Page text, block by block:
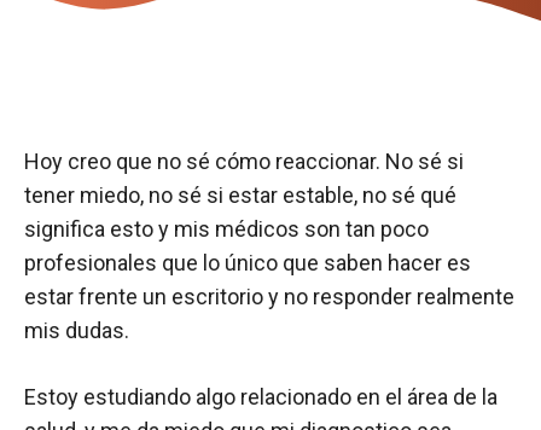
Hoy creo que no sé cómo reaccionar. No sé si
tener miedo, no sé si estar estable, no sé qué
significa esto y mis médicos son tan poco
profesionales que lo único que saben hacer es
estar frente un escritorio y no responder realmente
mis dudas.
Estoy estudiando algo relacionado en el área de la